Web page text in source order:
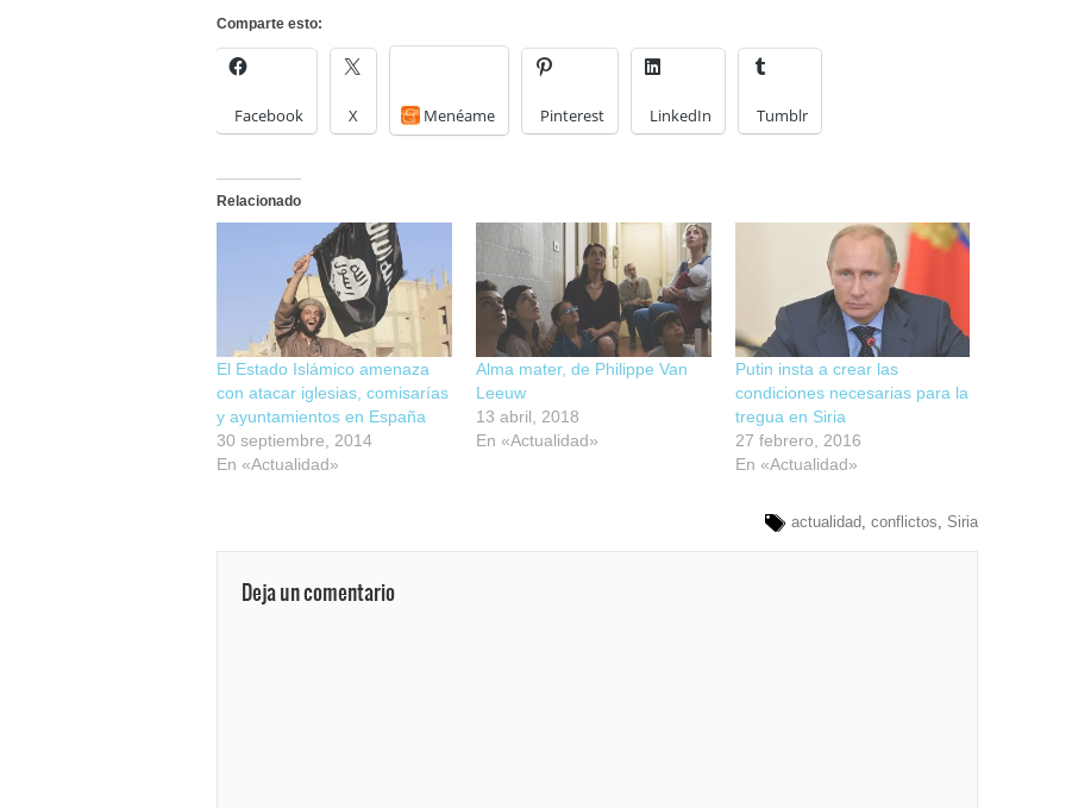
Comparte esto:
Facebook X Menéame Pinterest LinkedIn Tumblr
Relacionado
El Estado Islámico amenaza
con atacar iglesias, comisarías
y ayuntamientos en España
30 septiembre, 2014
En «Actualidad»
Alma mater, de Philippe Van
Leeuw
13 abril, 2018
En «Actualidad»
Putin insta a crear las
condiciones necesarias para la
tregua en Siria
27 febrero, 2016
En «Actualidad»
actualidad conflictos Siria
Deja un comentario